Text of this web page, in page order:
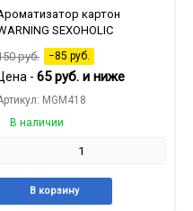
картон
SEXOHOLIC
руб. −85 руб.
- 65руб. и ниже
MGM418
В наличии
В корзину